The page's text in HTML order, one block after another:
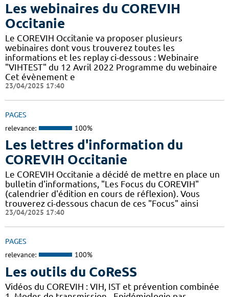
Les webinaires du COREVIH
Occitanie
Le COREVIH Occitanie va proposer plusieurs
webinaires dont vous trouverez toutes les
informations et les replay ci-dessous : Webinaire
"VIHTEST" du 12 Avril 2022 Programme du webinaire
Cet évènement e
23/04/2025 17:40
PAGES
relevance: 100%
Les lettres d'information du
COREVIH Occitanie
Le COREVIH Occitanie a décidé de mettre en place un
bulletin d'informations, "Les Focus du COREVIH"
(calendrier d'édition en cours de réflexion). Vous
trouverez ci-dessous chacun de ces "Focus" ainsi
23/04/2025 17:40
PAGES
relevance: 100%
Les outils du CoReSS
Vidéos du COREVIH : VIH, IST et prévention combinée